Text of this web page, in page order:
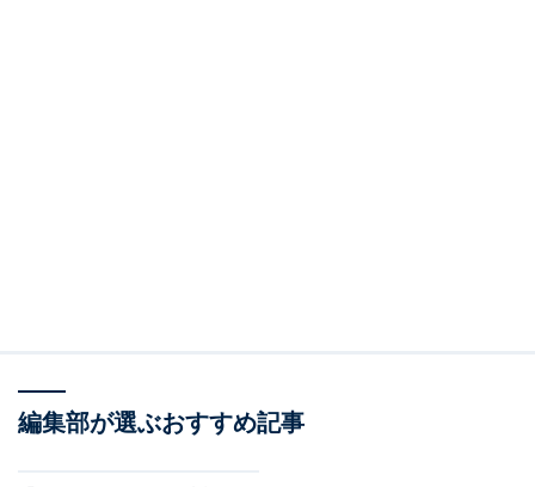
編集部が選ぶおすすめ記事